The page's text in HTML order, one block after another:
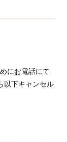
にお電話にて
以下キャンセル